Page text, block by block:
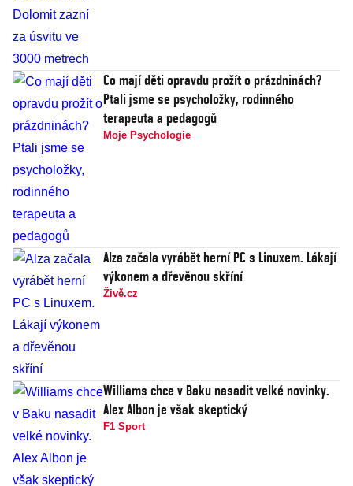
Co mají děti opravdu prožít o prázdninách?
Ptali jsme se psycholožky, rodinného
terapeuta a pedagogů
Moje Psychologie
Alza začala vyrábět herní PC s Linuxem. Lákají
výkonem a dřevěnou skříní
Živě.cz
Williams chce v Baku nasadit velké novinky.
Alex Albon je však skeptický
F1 Sport